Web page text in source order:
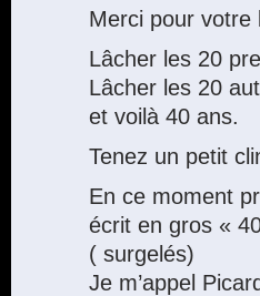
Merci pour votre
Lâcher les 20
Lâcher les 20
et voilà 40 ans.
Tenez un petit
En ce moment
écrit en gros «
( surgelés)
Je m’appel